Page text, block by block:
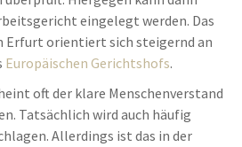
eingelegt werden. Das
Erfurt orientiert sich steigernd an
Europäischen Gerichtshofs.
oft der klare Menschenverstand
Tatsächlich wird auch häufig
Allerdings ist das in der